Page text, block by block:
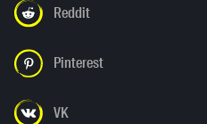
Reddit
Pinterest
VK